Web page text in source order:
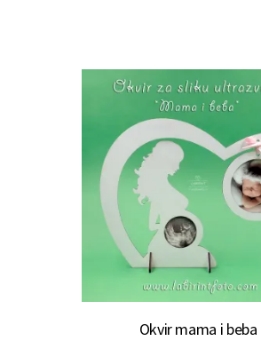
Okvir mama i beba